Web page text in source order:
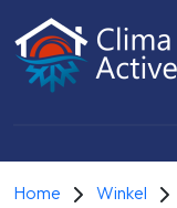
Home Winkel